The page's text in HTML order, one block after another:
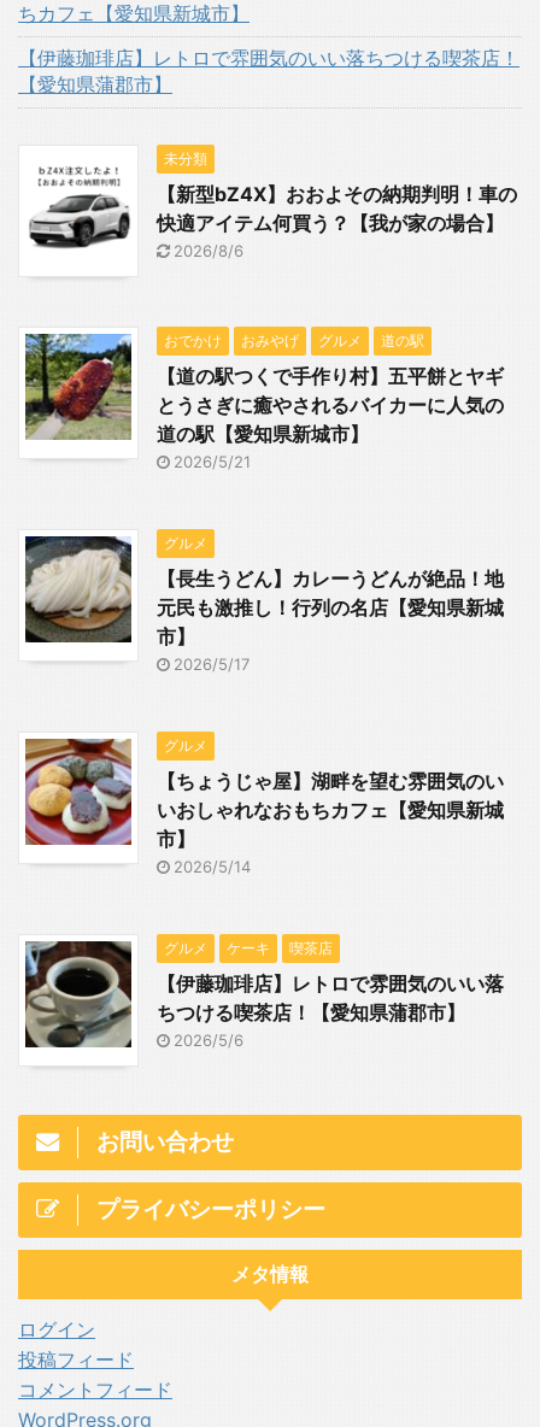
ちカフェ【愛知県新城市】
【伊藤珈琲店】レトロで雰囲気のいい落ちつける喫茶店！
【愛知県蒲郡市】
未分類
【新型bZ4X】おおよその納期判明！車の
快適アイテム何買う？【我が家の場合】
2026/8/6
おでかけ おみやげ グルメ 道の駅
【道の駅つくで手作り村】五平餅とヤギ
とうさぎに癒やされるバイカーに人気の
道の駅【愛知県新城市】
2026/5/21
グルメ
【長生うどん】カレーうどんが絶品！地
元民も激推し！行列の名店【愛知県新城
市】
2026/5/17
グルメ
【ちょうじゃ屋】湖畔を望む雰囲気のい
いおしゃれなおもちカフェ【愛知県新城
市】
2026/5/14
グルメ ケーキ 喫茶店
【伊藤珈琲店】レトロで雰囲気のいい落
ちつける喫茶店！【愛知県蒲郡市】
2026/5/6
お問い合わせ
プライバシーポリシー
メタ情報
ログイン
投稿フィード
コメントフィード
WordPress.org